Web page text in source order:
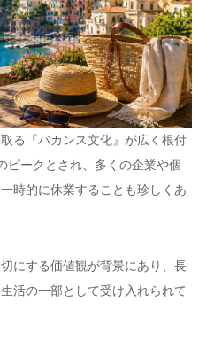
る『バカンス文化』が広く根付
ピークとされ、多くの企業や個
時的に休業することも珍しくあ
にする価値観が背景にあり、長
活の一部として受け入れられて